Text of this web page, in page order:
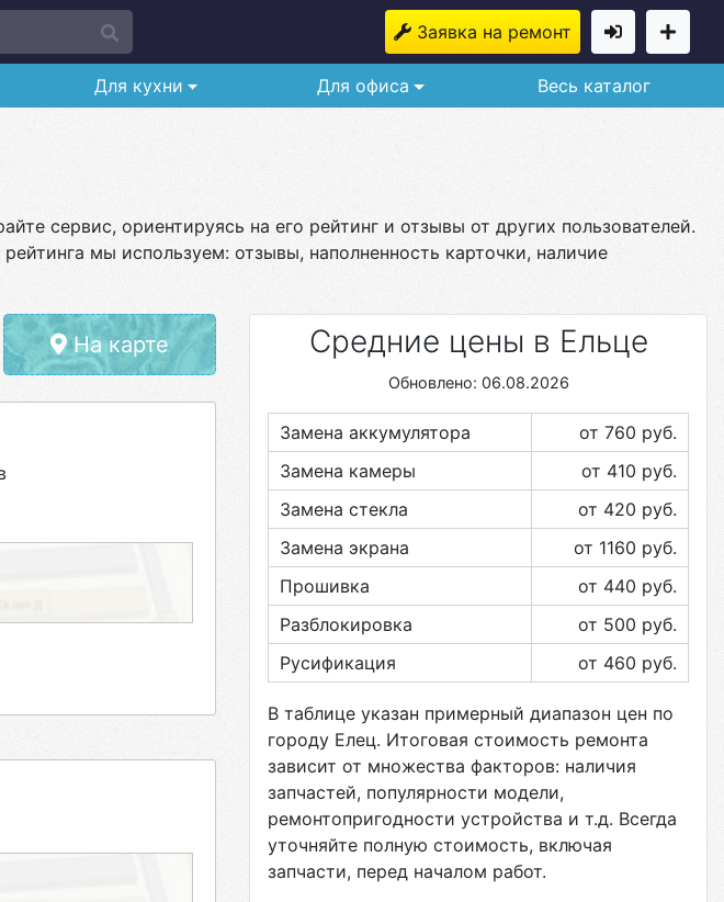
Заявка на ремонт
Для кухни Для офиса Весь каталог
сервис, ориентируясь на его рейтинг и отзывы от других пользователей.
мы используем: отзывы, наполненность карточки, наличие
На карте Средние цены в Ельце
Обновлено: 06.08.2026
Замена аккумулятора от 760 руб.
Замена камеры
от 410 руб.
Замена стекла
от 420 руб.
Замена экрана
от 1160 руб.
Прошивка
от 440 руб.
Разблокировка
от 500 руб.
Русификация
от 460 руб.
В таблице указан примерный диапазон цен по
городу Елец. Итоговая стоимость ремонта
зависит от множества факторов: наличия
запчастей, популярности модели,
ремонтопригодности устройства и т.д. Всегда
уточняйте полную стоимость, включая
запчасти, перед началом работ.